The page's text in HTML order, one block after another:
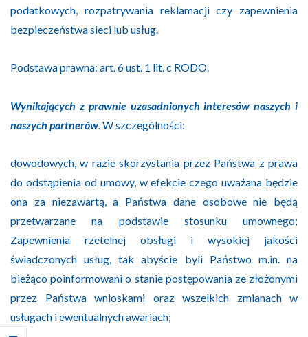
podatkowych, rozpatrywania reklamacji czy zapewnienia
bezpieczeństwa sieci lub usług.
Podstawa prawna: art. 6 ust. 1 lit. c RODO.
Wynikających z prawnie uzasadnionych interesów naszych i
naszych partnerów W szczególności:
dowodowych, w razie skorzystania przez Państwa z prawa
do odstąpienia od umowy, w efekcie czego uważana będzie
ona za niezawartą, a Państwa dane osobowe nie będą
przetwarzane na podstawie stosunku umownego;
Zapewnienia rzetelnej obsługi i wysokiej jakości
świadczonych usług, tak abyście byli Państwo m.in. na
bieżąco poinformowani o stanie postępowania ze złożonymi
przez Państwa wnioskami oraz wszelkich zmianach w
usługach i ewentualnych awariach;